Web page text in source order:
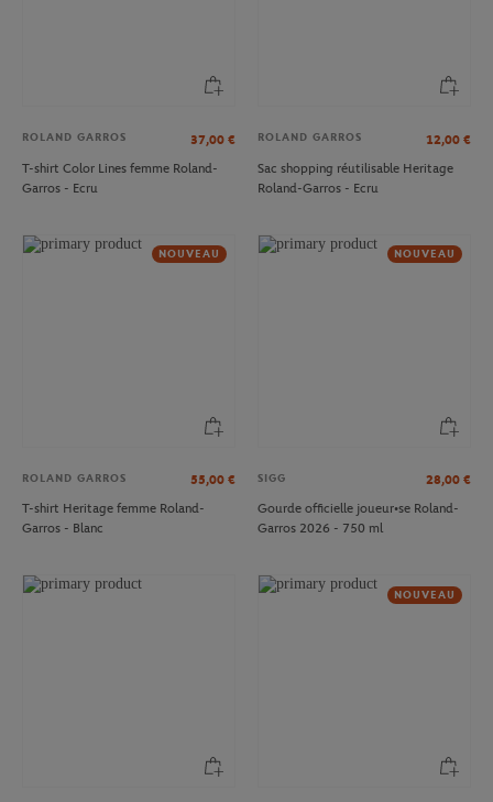
ROLAND GARROS 37,00 €
T-shirt Color Lines femme Roland-
Garros - Ecru
ROLAND GARROS 12,00 €
Sac shopping réutilisable Heritage
Roland-Garros - Ecru
NOUVEAU
ROLAND GARROS 55,00 €
T-shirt Heritage femme Roland-
Garros - Blanc
NOUVEAU
SIGG 28,00 €
Gourde officielle joueur•se Roland-
Garros 2026 - 750 ml
NOUVEAU